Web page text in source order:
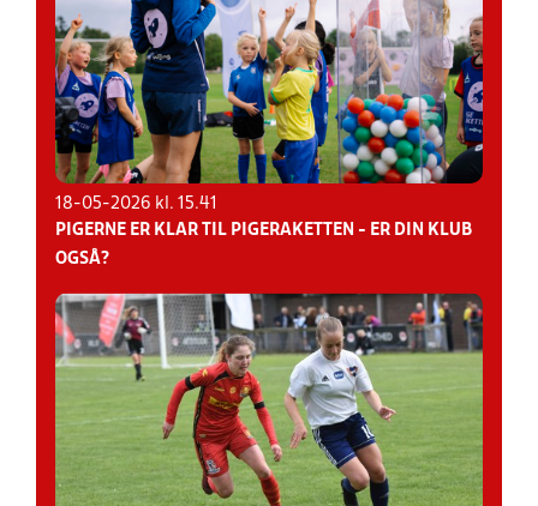
18-05-2026 kl. 15.41
PIGERNE ER KLAR TIL PIGERAKETTEN - ER DIN KLUB
OGSÅ?